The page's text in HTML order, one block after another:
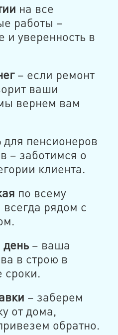
на все
работы –
и уверенность в
– если ремонт
ваши
вернем вам
для пенсионеров
– заботимся о
клиента.
по всему
рядом с
день– ваша
в строю в
сроки.
– заберем
от дома,
обратно.